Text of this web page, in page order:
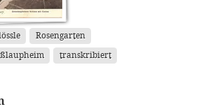
Rosengarten
transkribiert